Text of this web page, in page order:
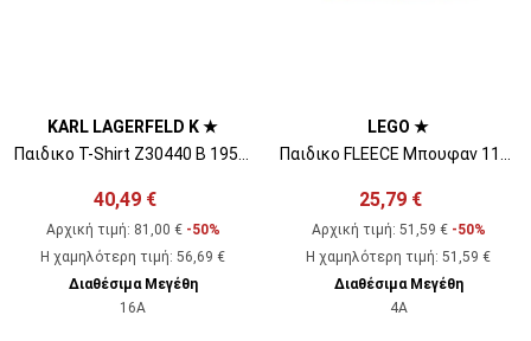
KARL LAGERFELD K ★
Παιδικο T-Shirt Z30440 B 195 off white
40,49 €
Αρχική τιμή: 81,00 € -50%
Η χαμηλότερη τιμή: 56,69 €
Διαθέσιμα Μεγέθη
16A
LEGO ★
Παιδικο FLEECE Μπουφαν 11010290 557 blue
25,79 €
Αρχική τιμή: 51,59 € -50%
Η χαμηλότερη τιμή: 51,59 €
Διαθέσιμα Μεγέθη
4A